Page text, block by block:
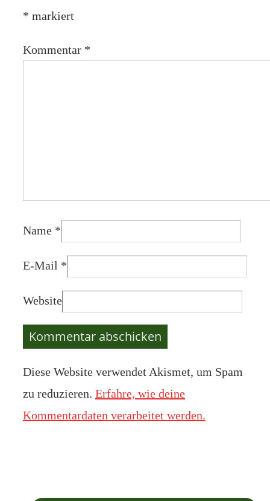
* markiert
Kommentar *
Name *
E-Mail *
Website
Diese Website verwendet Akismet, um Spam
zu reduzieren. Erfahre, wie deine
Kommentardaten verarbeitet werden.